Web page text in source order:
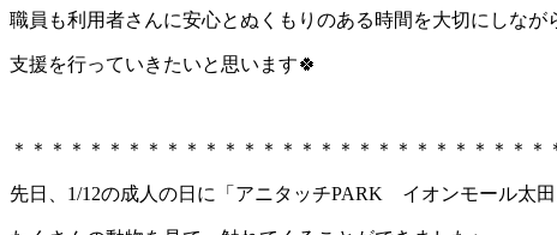
職員も利用者さんに安心とぬくもりのある時間を大切にしなが
支援を行っていきたいと思います🍀
＊＊＊＊＊＊＊＊＊＊＊＊＊＊＊＊＊＊＊＊＊＊＊＊＊＊＊＊
先日、1/12の成人の日に「アニタッチPARK イオンモール太